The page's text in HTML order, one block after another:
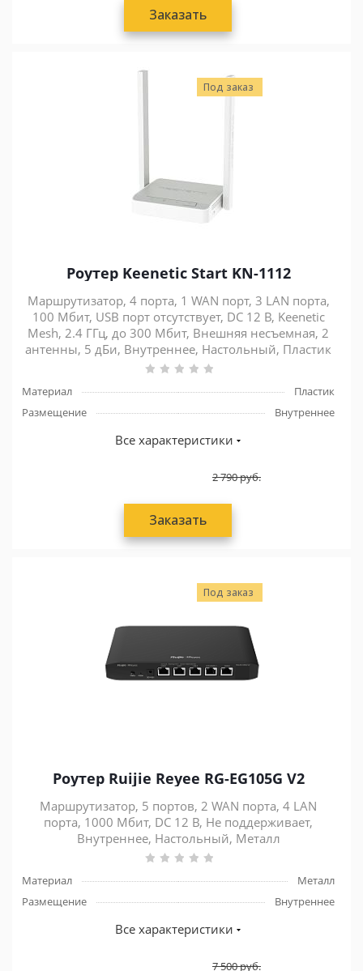
Заказать
Под заказ
Роутер Keenetic Start KN-1112
Маршрутизатор, 4 порта, 1 WAN порт, 3 LAN порта,
100 Мбит, USB порт отсутствует, DC 12 В, Keenetic
Mesh, 2.4 ГГц, до 300 Мбит, Внешняя несъемная, 2
антенны, 5 дБи, Внутреннее, Настольный, Пластик
Материал
Пластик
Размещение
Внутреннее
Все характеристики
2 790руб.
Заказать
Под заказ
Роутер Ruijie Reyee RG-EG105G V2
Маршрутизатор, 5 портов, 2 WAN порта, 4 LAN
порта, 1000 Мбит, DC 12 В, Не поддерживает,
Внутреннее, Настольный, Металл
Материал
Металл
Размещение
Внутреннее
Все характеристики
7 500руб.